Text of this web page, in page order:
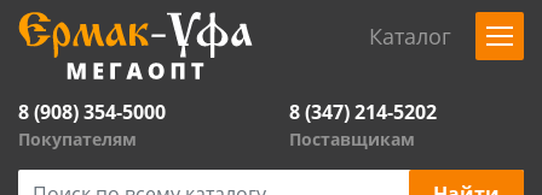
Каталог
8 (908) 354-5000
Покупателям
8 (347) 214-5202
Поставщикам